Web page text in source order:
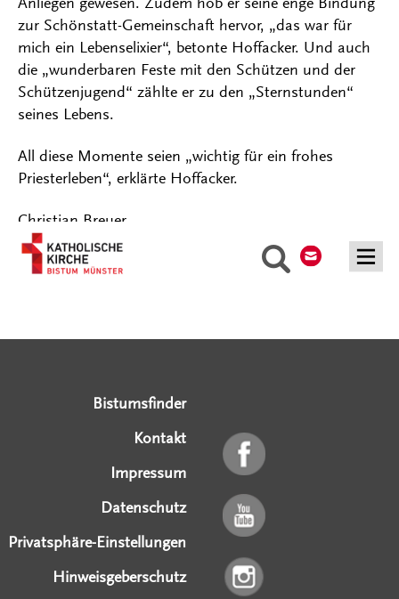
Suche
zur Schönstatt-Gemeinschaft hervor, „das war für
mich ein Lebenselixier“, betonte Hoffacker. Und auch
die „wunderbaren Feste mit den Schützen und der
Schützenjugend“ zählte er zu den „Sternstunden“
seines Lebens.
All diese Momente seien „wichtig für ein frohes
Priesterleben“, erklärte Hoffacker.
Christian Breuer
Bistumsfinder
Kontakt
Impressum
Datenschutz
Privatsphäre-Einstellungen
Hinweisgeberschutz